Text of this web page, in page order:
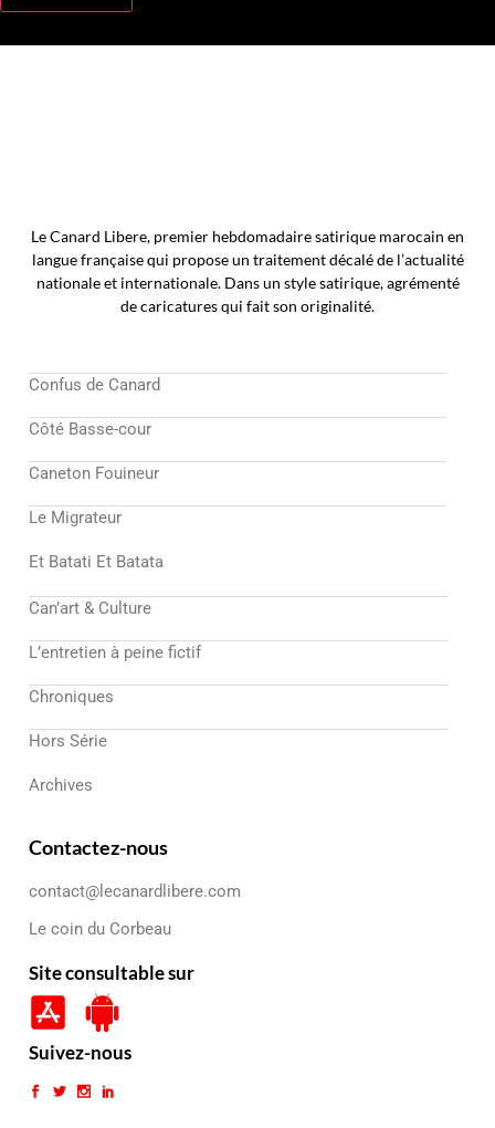
Le Canard Libere, premier hebdomadaire satirique marocain en
langue française qui propose un traitement décalé de l’actualité
nationale et internationale. Dans un style satirique, agrémenté
de caricatures qui fait son originalité.
Confus de Canard
Côté Basse-cour
Caneton Fouineur
Le Migrateur
Et Batati Et Batata
Can’art & Culture
L’entretien à peine fictif
Chroniques
Hors Série
Archives
Contactez-nous
contact@lecanardlibere.com
Le coin du Corbeau
Site consultable sur
Suivez-nous